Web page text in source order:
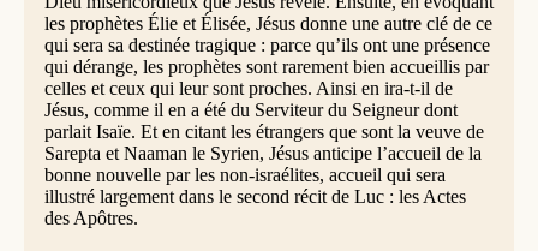
les prophètes Élie et Élisée, Jésus donne une autre clé de ce
qui sera sa destinée tragique : parce qu’ils ont une présence
qui dérange, les prophètes sont rarement bien accueillis par
celles et ceux qui leur sont proches. Ainsi en ira-t-il de
Jésus, comme il en a été du Serviteur du Seigneur dont
parlait Isaïe. Et en citant les étrangers que sont la veuve de
Sarepta et Naaman le Syrien, Jésus anticipe l’accueil de la
bonne nouvelle par les non-israélites, accueil qui sera
illustré largement dans le second récit de Luc : les Actes
des Apôtres.